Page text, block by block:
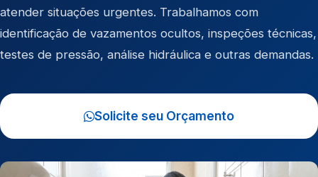
atender situações urgentes. Trabalhamos com
identificação de vazamentos ocultos, inspeções técnicas,
testes de pressão, análise hidráulica e outras demandas.
Solicite seu Orçamento